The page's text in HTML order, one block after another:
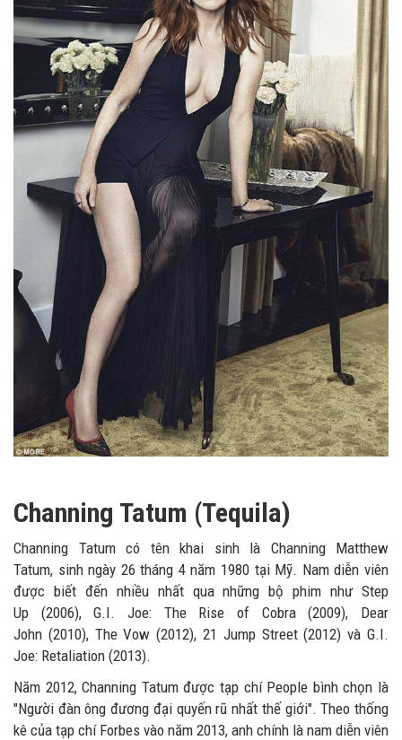
Channing Tatum (Tequila)
Channing Tatum có tên khai sinh là Channing Matthew
Tatum, sinh ngày 26 tháng 4 năm 1980 tại Mỹ. Nam diễn viên
được biết đến nhiều nhất qua những bộ phim như Step
Up (2006), G.I. Joe: The Rise of Cobra (2009), Dear
John (2010), The Vow (2012), 21 Jump Street (2012) và G.I.
Joe: Retaliation (2013).
Năm 2012, Channing Tatum được tạp chí People bình chọn là
"Người đàn ông đương đại quyến rũ nhất thế giới". Theo thống
kê của tạp chí Forbes vào năm 2013, anh chính là nam diễn viên